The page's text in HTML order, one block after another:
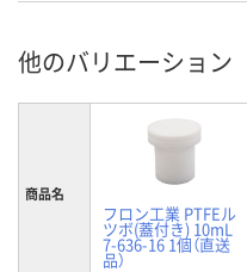
他のバリエーション
商品名
フロン工業 PTFEル
ツボ(蓋付き) 10mL
7-636-16 1個（直送
品）